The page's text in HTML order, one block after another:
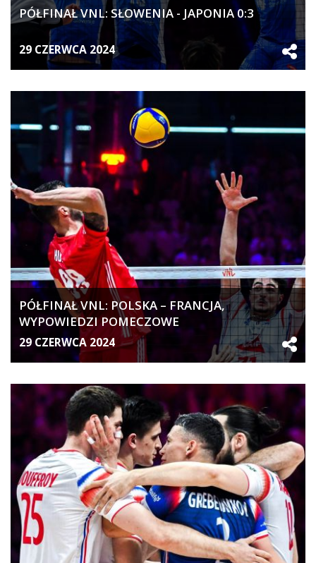
PÓŁFINAŁ VNL: SŁOWENIA - JAPONIA 0:3
29 CZERWCA 2024
PÓŁFINAŁ VNL: POLSKA – FRANCJA,
WYPOWIEDZI POMECZOWE
29 CZERWCA 2024